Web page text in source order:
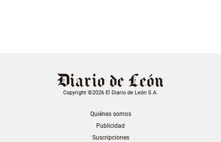
Copyright ©2026 El Diario de León S.A.
Quiénes somos
Publicidad
Suscripciones